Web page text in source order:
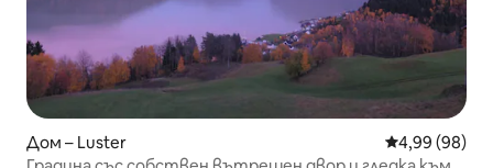
Дом – Luster Средна
4,99 (98)